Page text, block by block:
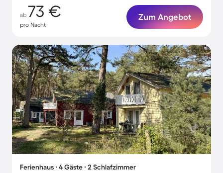
ab 73 €
pro Nacht
Zum Angebot
Ferienhaus ∙ 4 Gäste ∙ 2 Schlafzimmer